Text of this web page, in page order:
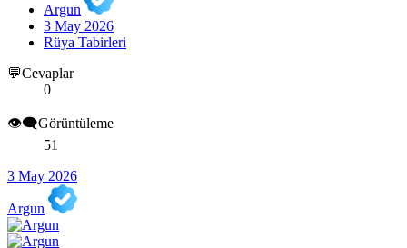
Argun
3 May 2026
Rüya Tabirleri
💬Cevaplar
0
👁️‍🗨️Görüntüleme
51
3 May 2026
Argun